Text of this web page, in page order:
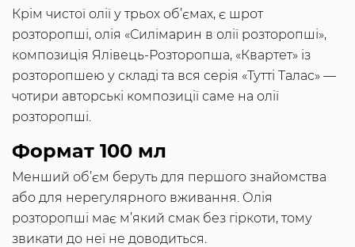
Крім чистої олії у трьох об’ємах, є шрот
розторопші, олія «Силімарин в олії розторопші»,
композиція Ялівець-Розторопша, «Квартет» із
розторопшею у складі та вся серія «Тутті Талас» —
чотири авторські композиції саме на олії
розторопші.
Формат 100 мл
Менший об’єм беруть для першого знайомства
або для нерегулярного вживання. Олія
розторопші має м’який смак без гіркоти, тому
звикати до неї не доводиться.